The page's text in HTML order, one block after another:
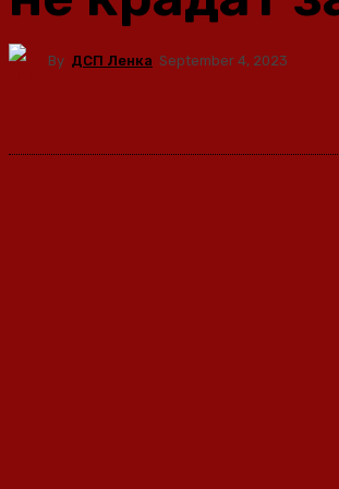
By ДСП Ленка September 4, 2023